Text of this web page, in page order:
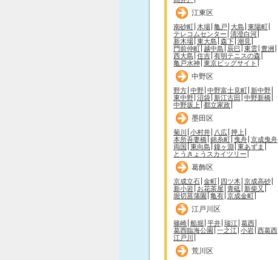
江東区
南砂町 木場 亀戸 大島 東陽町
テレコムセンター 清澄白河
新木場 東大島 森下 潮見
門前仲町 越中島 辰巳 東雲 豊洲
西大島 住吉 有明テニスの森
亀戸水神 東京ビッグサイト
中野区
野方 中野 中野富士見町 新中野
東中野 沼袋 新江古田 中野新橋
中野坂上 都立家政
墨田区
菊川 小村井 八広 押上
本所吾妻橋 錦糸町 曳舟 京成曳舟
両国 東向島 鐘ヶ淵 東あずま
とうきょうスカイツリー
葛飾区
京成立石 金町 四ツ木 京成高砂
新小岩 お花茶屋 青砥
新柴又
堀切菖蒲園
亀有 京成金町
江戸川区
篠崎 船堀 平井 瑞江 葛西
葛西臨海公園
一之江 小岩 西葛西
江戸川
荒川区